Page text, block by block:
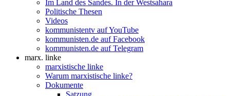
Im Land des Sandes. In der Westsahara
Politische Thesen
Videos
kommunistentv auf YouTube
kommunisten.de auf Facebook
kommunisten.de auf Telegram
marx. linke
marxistische linke
Warum marxistische linke?
Dokumente
Satzung